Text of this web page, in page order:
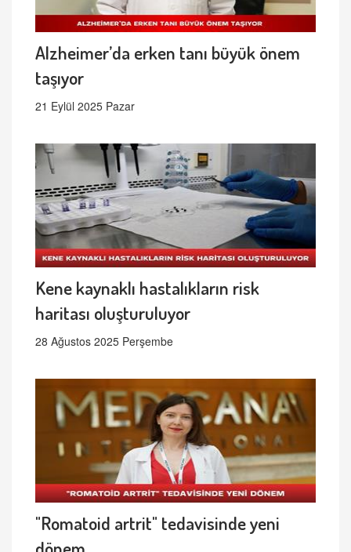
Alzheimer’da erken tanı büyük önem
taşıyor
21 Eylül 2025 Pazar
Kene kaynaklı hastalıkların risk
haritası oluşturuluyor
28 Ağustos 2025 Perşembe
"Romatoid artrit" tedavisinde yeni
dönem